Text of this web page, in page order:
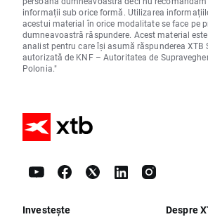
informații sub orice formă. Utilizarea
acestui material în orice modalitate se face pe
dumneavoastră răspundere. Acest material
analist pentru care își asumă răspunderea XTB
autorizată de KNF – Autoritatea de
Polonia."
Investește Despre